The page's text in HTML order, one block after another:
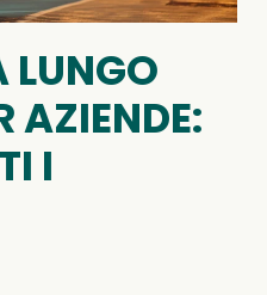
LUNGO
AZIENDE:
I